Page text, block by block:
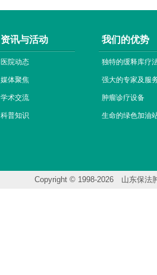
资讯与活动
医院动态
媒体聚焦
学术交流
科普知识
我们的优势
独特的缓释库疗
强大的专家及服
肿瘤诊疗设备
生命的绿色加油
Copyright © 1998-2026 山东保法